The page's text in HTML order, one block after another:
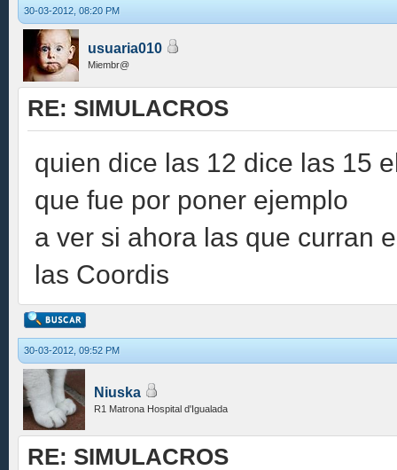
30-03-2012, 08:20 PM
usuaria010
Miembr@
RE: SIMULACROS
quien dice las 12 dice las 15
que fue por poner ejemplo
a ver si ahora las que curran
las Coordis
30-03-2012, 09:52 PM
Niuska
R1 Matrona Hospital d'Igualada
RE: SIMULACROS